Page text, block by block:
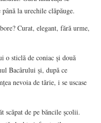
la urechile clăpăuge.
Curat, elegant, fără urme,
o sticlă de coniac și două
Bacârului și, după ce
nevoia de tărie, i se uscase
scăpat de pe băncile școlii.